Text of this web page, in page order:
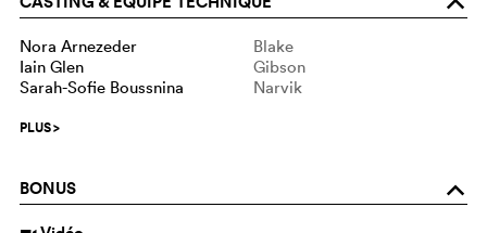
Nora Arnezeder
Blake
Iain Glen
Gibson
Sarah-Sofie Boussnina
Narvik
PLUS>
BONUS o